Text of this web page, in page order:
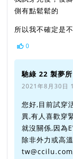
側有點鬆鬆的
所以我不確定是
0
馳綠 22 製夢所
2021年8月30日
您好,目前試穿
異,有人喜歡穿
就沒關係,因為
除非外力或高
tw@ccilu.com